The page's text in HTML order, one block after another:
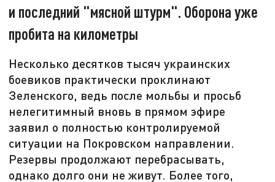
и последний "мясной штурм". Оборона уже
пробита на километры
Несколько десятков тысяч украинских
боевиков практически проклинают
Зеленского, ведь после мольбы и просьб
нелегитимный вновь в прямом эфире
заявил о полностью контролируемой
ситуации на Покровском направлении.
Резервы продолжают перебрасывать,
однако долго они не живут. Более того,